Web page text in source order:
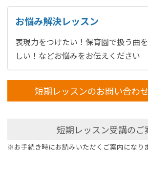
お悩み解決レッスン
表現力をつけたい！保育園で扱う曲
しい！などお悩みをお伝えください
短期レッスンのお問い合わ
短期レッスン受講のご
※お手続き時にお読みいただくご案内になり